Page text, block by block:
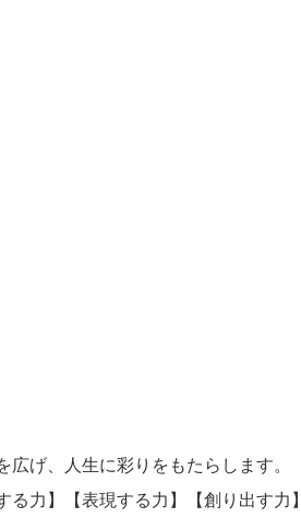
げ、人生に彩りをもたらします。
力】【表現する力】【創り出す力】